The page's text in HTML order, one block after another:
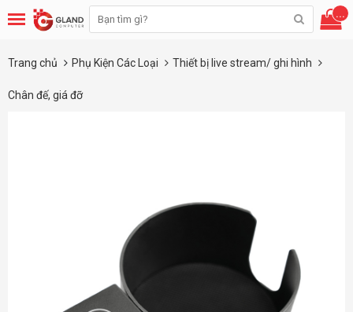
...
Trang chủ Phụ Kiện Các Loại Thiết bị live stream/ ghi hình
Chân đế, giá đỡ